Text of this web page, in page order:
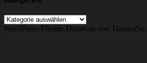
Kategorien
WordPress-Theme: Donovan von ThemeZee.